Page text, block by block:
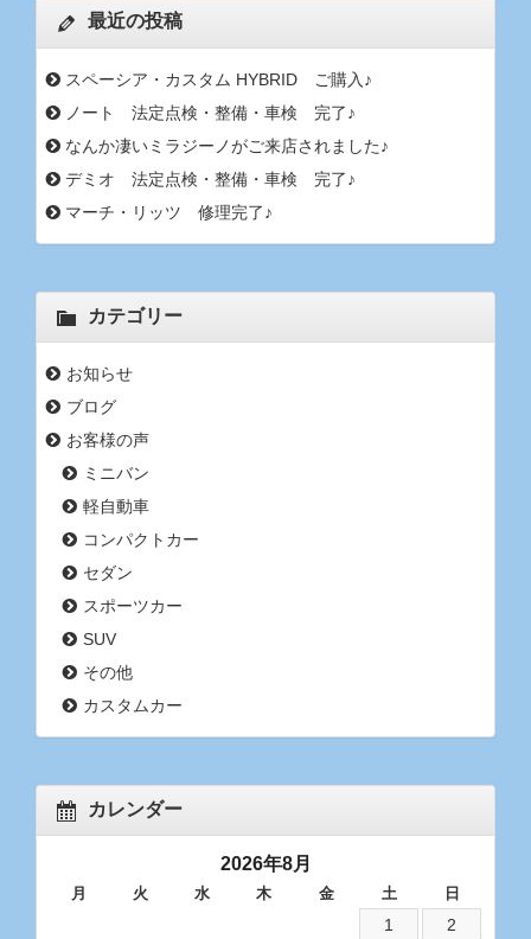
最近の投稿
スペーシア・カスタム HYBRID ご購入♪
ノート 法定点検・整備・車検 完了♪
なんか凄いミラジーノがご来店されました♪
デミオ 法定点検・整備・車検 完了♪
マーチ・リッツ 修理完了♪
カテゴリー
お知らせ
ブログ
お客様の声
ミニバン
軽自動車
コンパクトカー
セダン
スポーツカー
SUV
その他
カスタムカー
カレンダー
2026年8月
月 火 水 木 金 土 日
1
2